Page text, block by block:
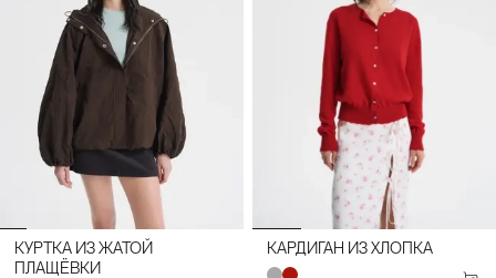
КУРТКА ИЗ ЖАТОЙ
ПЛАЩЁВКИ
КАРДИГАН ИЗ ХЛОПКА